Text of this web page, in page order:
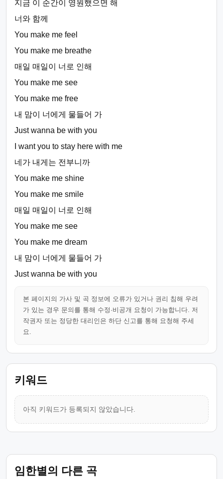
지금 이 순간이 영원했으면 해
너와 함께
You make me feel
You make me breathe
매일 매일이 너로 인해
You make me see
You make me free
내 맘이 너에게 물들어 가
Just wanna be with you
I want you to stay here with me
네가 내게는 전부니까
You make me shine
You make me smile
매일 매일이 너로 인해
You make me see
You make me dream
내 맘이 너에게 물들어 가
Just wanna be with you
본 페이지의 가사 및 곡 정보에 오류가 있거나 권리 침해 우려
가 있는 경우 문의를 통해 수정·비공개 요청이 가능합니다. 저
작권자 또는 정당한 대리인은 하단 신고를 통해 요청해 주세
요.
키워드
아직 키워드가 등록되지 않았습니다.
임한별의 다른 곡